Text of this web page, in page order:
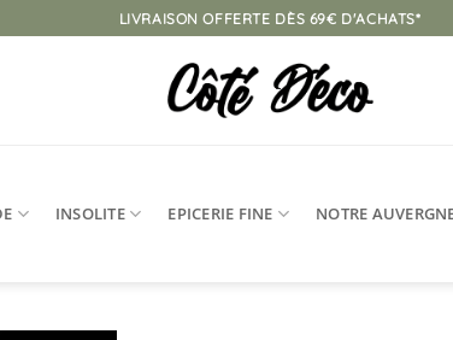
LIVRAISON OFFERTE DÈS 69€ D'ACHATS*
INSOLITE EPICERIE FINE NOTRE